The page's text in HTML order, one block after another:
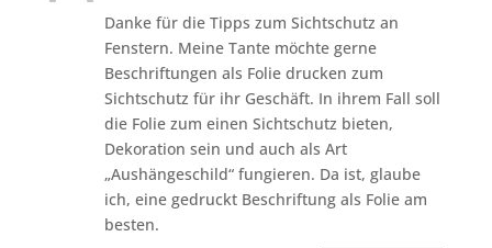
Danke für die Tipps zum Sichtschutz an
Fenstern. Meine Tante möchte gerne
Beschriftungen als Folie drucken zum
Sichtschutz für ihr Geschäft. In ihrem Fall soll
die Folie zum einen Sichtschutz bieten,
Dekoration sein und auch als Art
„Aushängeschild“ fungieren. Da ist, glaube
ich, eine gedruckt Beschriftung als Folie am
besten.